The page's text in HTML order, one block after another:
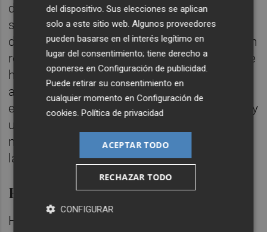
defiendes solo un proyecto empresarial",
subrayaba, así como también "tu familia, y
donde están integrados tus trabajadores". En
resumidas cuentas, esgrimía Barcala, "lo que
hace tan fuerte el sector empresarial
alicantino". Aprovechaba también para
enfatizar en la colaboración público-privada y
una correspondencia entre ambas "cada vez
más imprescindible, generar empleo reduce
las diferencias sociales".
Puesta en valor de Alicante Plaza
Hilando esa parte empresarial, el alcalde
del dispositivo. Sus elecciones se aplican
solo a este sitio web. Algunos proveedores
pueden basarse en el interés legítimo en
lugar del consentimiento; tiene derecho a
oponerse enConfiguración de publicidad.
Puede retirar su consentimiento en
cualquier momento enConfiguración de
cookies.Política de privacidad
ACEPTAR TODO
RECHAZAR TODO
CONFIGURAR